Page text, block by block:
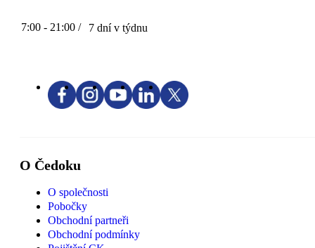
7:00 - 21:00 / 7 dní v týdnu
O Čedoku
O společnosti
Pobočky
Obchodní partneři
Obchodní podmínky